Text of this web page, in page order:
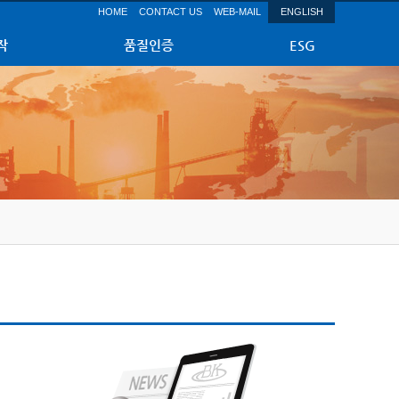
HOME CONTACT US WEB-MAIL ENGLISH
품질인증 ESG